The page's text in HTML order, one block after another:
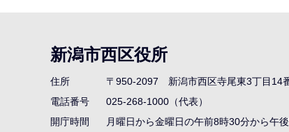
こ
ま
で
新潟市西区役所
住所 〒950-2097 新潟市西区寺尾東3丁目14
電話番号
025-268-1000（代表）
開庁時間
月曜日から金曜日の午前8時30分から午